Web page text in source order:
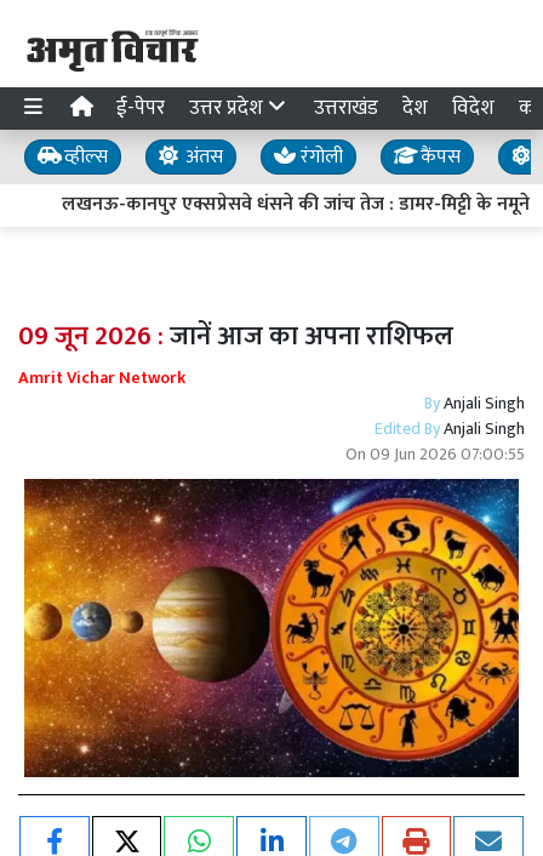
ई-पेपर उत्तर प्रदेश उत्तराखंड देश विदेश
व्हील्स अंतस रंगोली कैंपस
लखनऊ-कानपुर एक्सप्रेसवे धंसने की जांच तेज : डामर-मिट्टी के नमूने
09 जून 2026 :जानें आज का अपना राशिफल
Amrit Vichar Network
ByAnjali Singh
Edited ByAnjali Singh
On09 Jun 2026 07:00:55